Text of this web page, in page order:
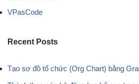
VPasCode
Recent Posts
Tạo sơ đồ tổ chức (Org Chart) bằng